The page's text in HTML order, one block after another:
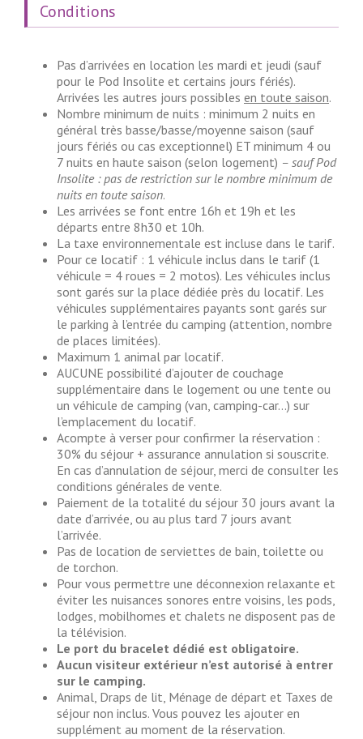
Conditions
Pas d’arrivées en location les mardi et jeudi (sauf
pour le Pod Insolite et certains jours fériés).
Arrivées les autres jours possibles en toute saison.
Nombre minimum de nuits : minimum 2 nuits en
général très basse/basse/moyenne saison (sauf
jours fériés ou cas exceptionnel) ET minimum 4 ou
7 nuits en haute saison (selon logement) – sauf Pod
Insolite : pas de restriction sur le nombre minimum de
nuits en toute saison.
Les arrivées se font entre 16h et 19h et les
départs entre 8h30 et 10h.
La taxe environnementale est incluse dans le tarif.
Pour ce locatif : 1 véhicule inclus dans le tarif (1
véhicule = 4 roues = 2 motos). Les véhicules inclus
sont garés sur la place dédiée près du locatif. Les
véhicules supplémentaires payants sont garés sur
le parking à l’entrée du camping (attention, nombre
de places limitées).
Maximum 1 animal par locatif.
AUCUNE possibilité d’ajouter de couchage
supplémentaire dans le logement ou une tente ou
un véhicule de camping (van, camping-car…) sur
l’emplacement du locatif.
Acompte à verser pour confirmer la réservation :
30% du séjour + assurance annulation si souscrite.
En cas d’annulation de séjour, merci de consulter les
conditions générales de vente.
Paiement de la totalité du séjour 30 jours avant la
date d’arrivée, ou au plus tard 7 jours avant
l’arrivée.
Pas de location de serviettes de bain, toilette ou
de torchon.
Pour vous permettre une déconnexion relaxante et
éviter les nuisances sonores entre voisins, les pods,
lodges, mobilhomes et chalets ne disposent pas de
la télévision.
Le port du bracelet dédié est obligatoire.
Aucun visiteur extérieur n’est autorisé à entrer
sur le camping.
Animal, Draps de lit, Ménage de départ et Taxes de
séjour non inclus. Vous pouvez les ajouter en
supplément au moment de la réservation.